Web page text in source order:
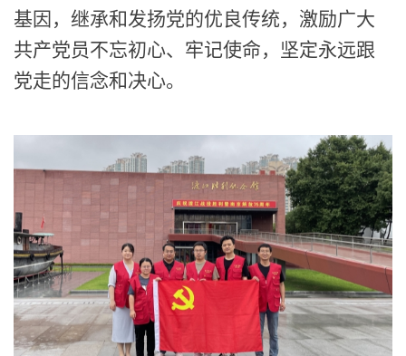
基因， 继承和发扬党的优良传统，激励广大
共产党员不忘初心、牢记使命，坚定永远跟
党走的信念和决心。